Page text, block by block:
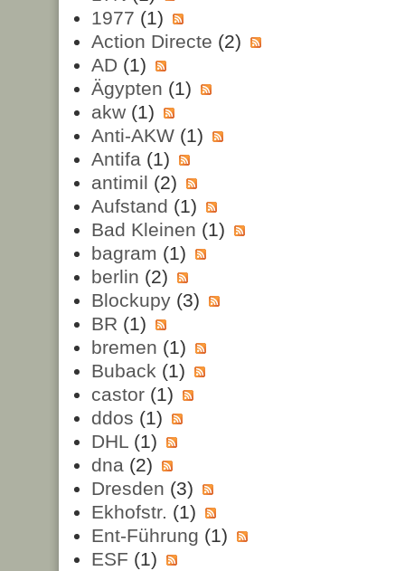
1977 (1)
Action Directe (2)
AD (1)
Ägypten (1)
akw(1)
Anti-AKW(1)
Antifa(1)
antimil (2)
Aufstand (1)
Bad Kleinen (1)
bagram (1)
berlin (2)
Blockupy(3)
BR (1)
bremen (1)
Buback (1)
castor(1)
ddos (1)
DHL(1)
dna(2)
Dresden (3)
Ekhofstr. (1)
Ent-Führung (1)
ESF (1)